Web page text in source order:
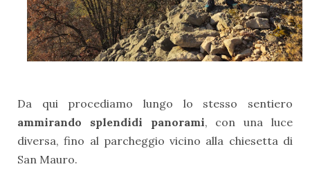
Da qui procediamo lungo lo stesso sentiero
ammirando splendidi panorami, con una luce
diversa, fino al parcheggio vicino alla chiesetta di
San Mauro.